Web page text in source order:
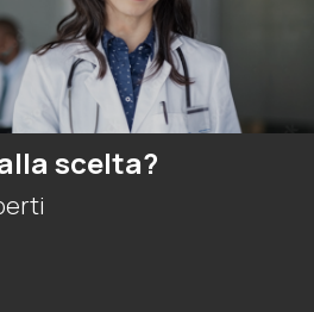
scelta?